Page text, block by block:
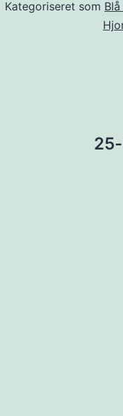
Kategoriseret som